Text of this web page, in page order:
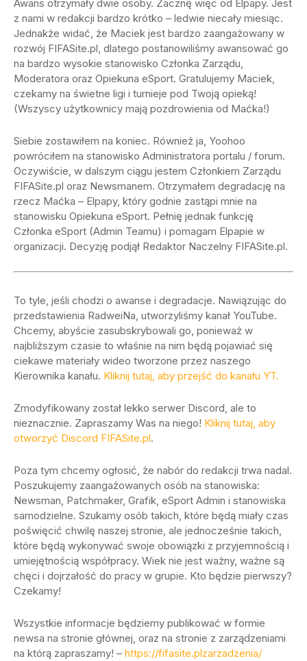
Awans otrzymały dwie osoby. Zacznę więc od Elpapy. Jest
z nami w redakcji bardzo krótko – ledwie niecały miesiąc.
Jednakże widać, że Maciek jest bardzo zaangażowany w
rozwój FIFASite.pl, dlatego postanowiliśmy awansować go
na bardzo wysokie stanowisko Członka Zarządu,
Moderatora oraz Opiekuna eSport. Gratulujemy Maciek,
czekamy na świetne ligi i turnieje pod Twoją opieką!
(Wszyscy użytkownicy mają pozdrowienia od Maćka!)
Siebie zostawiłem na koniec. Również ja, Yoohoo
powróciłem na stanowisko Administratora portalu / forum.
Oczywiście, w dalszym ciągu jestem Członkiem Zarządu
FIFASite.pl oraz Newsmanem. Otrzymałem degradację na
rzecz Maćka – Elpapy, który godnie zastąpi mnie na
stanowisku Opiekuna eSport. Pełnię jednak funkcję
Członka eSport (Admin Teamu) i pomagam Elpapie w
organizacji. Decyzję podjął Redaktor Naczelny FIFASite.pl.
To tyle, jeśli chodzi o awanse i degradacje. Nawiązując do
przedstawienia RadweiNa, utworzyliśmy kanał YouTube.
Chcemy, abyście zasubskrybowali go, ponieważ w
najbliższym czasie to właśnie na nim będą pojawiać się
ciekawe materiały wideo tworzone przez naszego
Kierownika kanału. Kliknij tutaj, aby przejść do kanału YT.
Zmodyfikowany został lekko serwer Discord, ale to
nieznacznie. Zapraszamy Was na niego! Kliknij tutaj, aby
otworzyć Discord FIFASite.pl.
Poza tym chcemy ogłosić, że nabór do redakcji trwa nadal.
Poszukujemy zaangażowanych osób na stanowiska:
Newsman, Patchmaker, Grafik, eSport Admin i stanowiska
samodzielne. Szukamy osób takich, które będą miały czas
poświęcić chwilę naszej stronie, ale jednocześnie takich,
które będą wykonywać swoje obowiązki z przyjemnością i
umiejętnością współpracy. Wiek nie jest ważny, ważne są
chęci i dojrzałość do pracy w grupie. Kto będzie pierwszy?
Czekamy!
Wszystkie informacje będziemy publikować w formie
newsa na stronie głównej, oraz na stronie z zarządzeniami
na którą zapraszamy! – https://fifasite.plzarzadzenia/